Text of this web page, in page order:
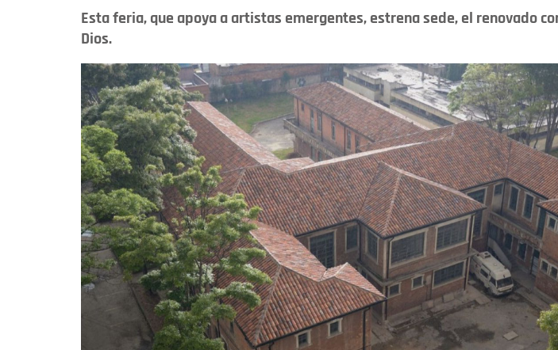
Esta feria, que apoya a artistas emergentes, estrena sede, el renovado
Dios.